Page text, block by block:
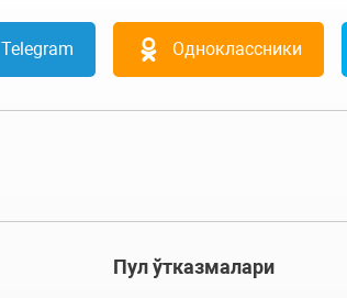
Telegram Одноклассники
Пул ўтказмалари